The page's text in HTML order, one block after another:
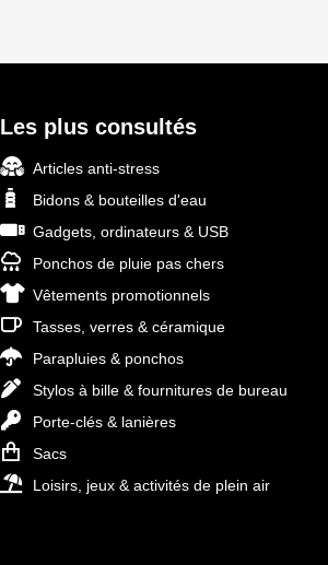
Les plus consultés
Articles anti-stress
Bidons & bouteilles d'eau
Gadgets, ordinateurs & USB
Ponchos de pluie pas chers
Vêtements promotionnels
Tasses, verres & céramique
Parapluies & ponchos
Stylos à bille & fournitures de bureau
Porte-clés & lanières
Sacs
Loisirs, jeux & activités de plein air